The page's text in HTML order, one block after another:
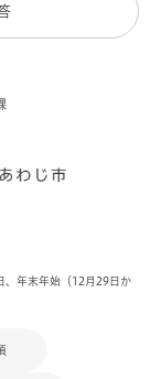
、年末年始（12月29日か